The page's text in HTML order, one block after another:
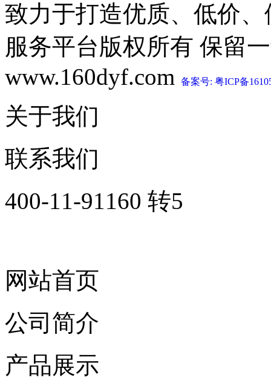
致力于打造优质、低价
服务平台版权所有 保留
www.160dyf.com
备案号: 粤ICP备
关于我们
联系我们
400-11-91160 转5
网站首页
公司简介
产品展示